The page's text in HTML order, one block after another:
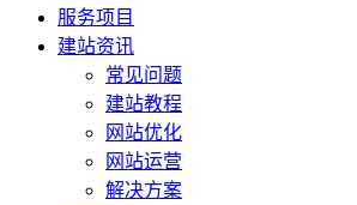
服务项目
建站资讯
常见问题
建站教程
网站优化
网站运营
解决方案